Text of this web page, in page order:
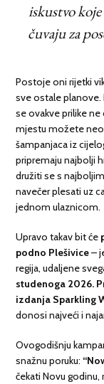
iskustvo
čuvaju za
Postoje oni rijetki
sve ostale
se ovakve prilike
mjestu možete
šampanjaca iz
pripremaju najbolji
družiti se s
navečer plesati uz
jednom ulaznicom.
Upravo takav bit će
podno Plešivice–
regija, udaljene
studenoga 2026.
izdanja Sparkling
donosi najveći i
Ovogodišnju
snažnu poruku:
čekati Novu